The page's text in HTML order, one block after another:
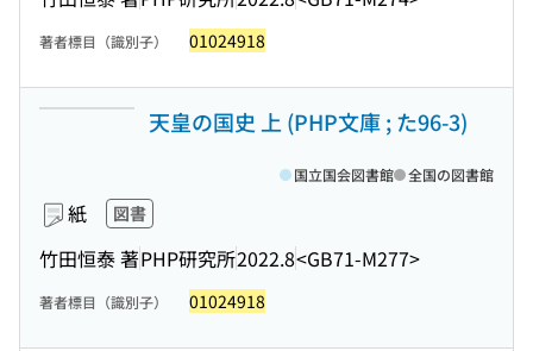
著者標目（識別子） 01024918
天皇の国史 上 (PHP文庫 ; た96-3)
紙 図書
竹田恒泰 著PHP研究所2022.8<GB71-M277>
国立国会図書館 全国の図書館
著者標目（識別子） 01024918